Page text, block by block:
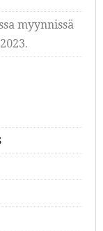
myynnissä